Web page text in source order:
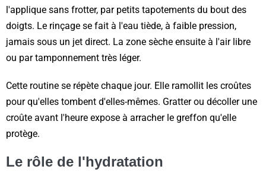
l'applique sans frotter, par petits tapotements du bout des
doigts. Le rinçage se fait à l'eau tiède, à faible pression,
jamais sous un jet direct. La zone sèche ensuite à l'air libre
ou par tamponnement très léger.
Cette routine se répète chaque jour. Elle ramollit les croûtes
pour qu'elles tombent d'elles-mêmes. Gratter ou décoller une
croûte avant l'heure expose à arracher le greffon qu'elle
protège.
Le rôle de l'hydratation